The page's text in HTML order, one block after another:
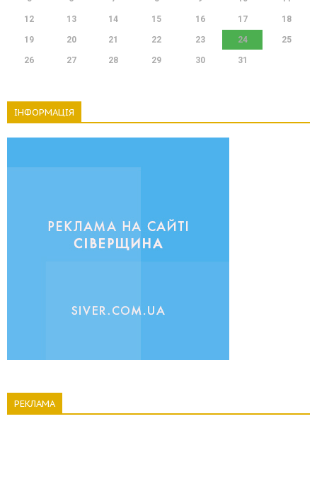
12 13 14 15 16 17 18
19 20 21 22 23 24 25
26 27 28 29 30 31
ІНФОРМАЦІЯ
РЕКЛАМА